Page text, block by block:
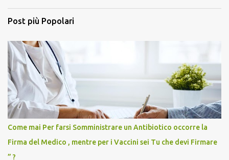
Post più Popolari
Come mai Per farsi Somministrare un Antibiotico occorre la
Firma del Medico , mentre per i Vaccini sei Tu che devi Firmare
” ?